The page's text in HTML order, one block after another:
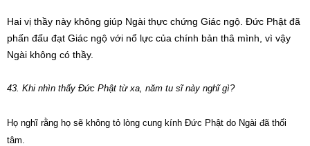
Hai vị thầy này không giúp Ngài thực chứng Giác ngộ. Đức Phật đã
phấn đấu đạt Giác ngộ với nổ lực của chính bản thâ mình, vì vậy
Ngài không có thầy.
43. Khi nhìn thấy Đức Phật từ xa, năm tu sĩ này nghĩ gì?
Họ nghĩ rằng họ sẽ không tỏ lòng cung kính Đức Phật do Ngài đã thối
tâm.